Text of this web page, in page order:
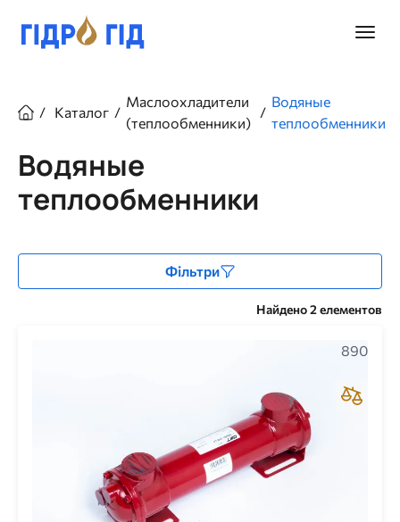
основному
Главное
Строка
навигации
Каталог
Маслоохладители
(теплообменники)
Водяные
теплообменники
Водяные
теплообменники
Фільтри
Найдено 2 елементов
890